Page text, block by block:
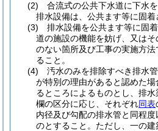
(2)
合流式の公共下水道に下水
排水設備は、公共ます等に固着
(3)
排水設備を公共ます等に固
道の施設の機能を妨げ、又は
のない箇所及び工事の実施方
ること。
(4)
汚水のみを排除すべき排水
が特別の理由があると認めた場
るところによるものとし、排水
欄の区分に応じ、それぞれ同表
内径及び勾配の排水管と同程
のとすること。 ただし、一の